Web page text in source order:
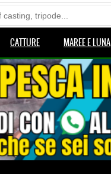
CATTURE MAREE E LUNA